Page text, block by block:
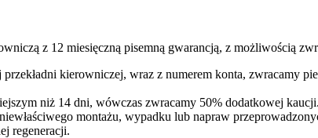
z 12 miesięczną pisemną gwarancją, z możliwością
kierowniczej, wraz z numerem konta, zwracamy
niż 14 dni, wówczas zwracamy 50% dodatkowej kaucji.
montażu, wypadku lub napraw
regeneracji.